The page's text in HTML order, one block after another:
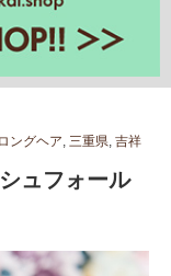
ロングヘア, 三重県, 吉祥
ュフォール